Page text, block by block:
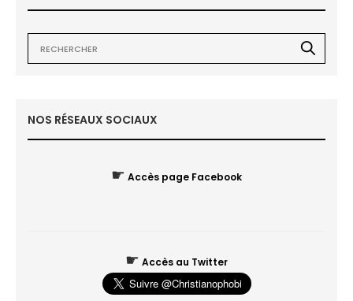
NOS RÉSEAUX SOCIAUX
☛ Accès page Facebook
☛ Accès au Twitter